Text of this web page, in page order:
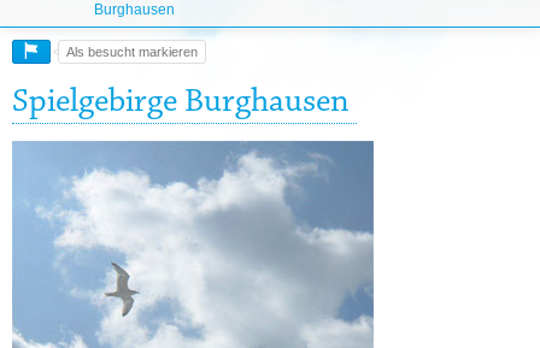
Burghausen
Als besucht markieren
Spielgebirge Burghausen